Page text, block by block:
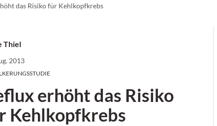
das Risiko für Kehlkopfkrebs
Thiel
2013
erhöht das Risiko
Kehlkopfkrebs